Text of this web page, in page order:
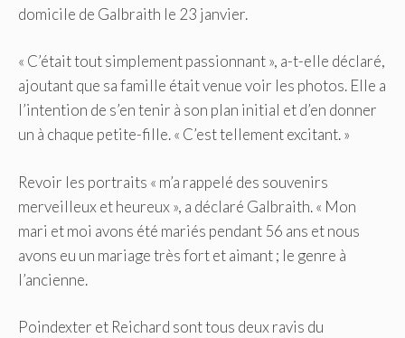
domicile de Galbraith le 23 janvier.
« C’était tout simplement passionnant », a-t-elle déclaré,
ajoutant que sa famille était venue voir les photos. Elle a
l’intention de s’en tenir à son plan initial et d’en donner
un à chaque petite-fille. « C’est tellement excitant. »
Revoir les portraits « m’a rappelé des souvenirs
merveilleux et heureux », a déclaré Galbraith. « Mon
mari et moi avons été mariés pendant 56 ans et nous
avons eu un mariage très fort et aimant ; le genre à
l’ancienne.
Poindexter et Reichard sont tous deux ravis du